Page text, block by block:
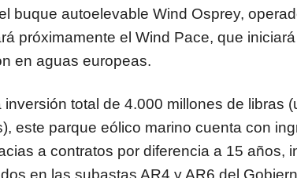
buque autoelevable Wind Osprey,
próximamente el Wind Pace, que
en aguas europeas.
inversión total de 4.000 millones de libras
este parque eólico marino cuenta con
a contratos por diferencia a 15 años,
en las subastas AR4 y AR6 del